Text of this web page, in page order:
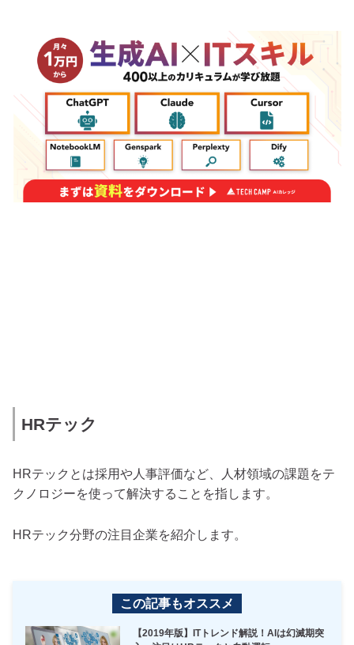
HRテック
HRテックとは採用や人事評価など、人材領域の課題をテ
クノロジーを使って解決することを指します。
HRテック分野の注目企業を紹介します。
この記事もオススメ
【2019年版】ITトレンド解説！AIは幻滅期突